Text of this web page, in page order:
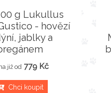
g Lukullus
- hovězí
jablky a
již od 779 Kč
Chci koupit